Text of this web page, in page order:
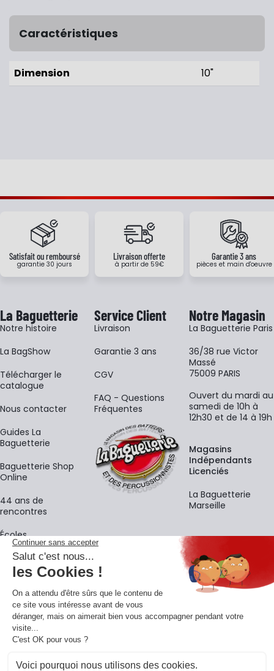
Caractéristiques
Dimension 10"
Satisfait ou remboursé
garantie 30 jours
Livraison offerte
à partir de 59€
Garantie 3 ans
pièces et main d'oeuvre
La Baguetterie
Notre histoire
La BagShow
​Télécharger le
catalogue
Nous contacter
Guides La
Baguetterie
Baguetterie Shop
Online
44 ans de
rencontres
Écoles
Service Client
Livraison
Garantie 3 ans
CGV
FAQ - Questions
Fréquentes
Notre Magasin
La Baguetterie Paris
36/38 rue Victor
Massé
75009 PARIS
Ouvert du mardi au
samedi de 10h à
12h30 et de 14 à 19h
Magasins
Indépendants
Licenciés
La Baguetterie
Marseille
La newsletter
Adresse e-mail
En vous inscrivant à notre newsletter, vous acceptez notre
confidentialité.
Retrouvons-nous sur